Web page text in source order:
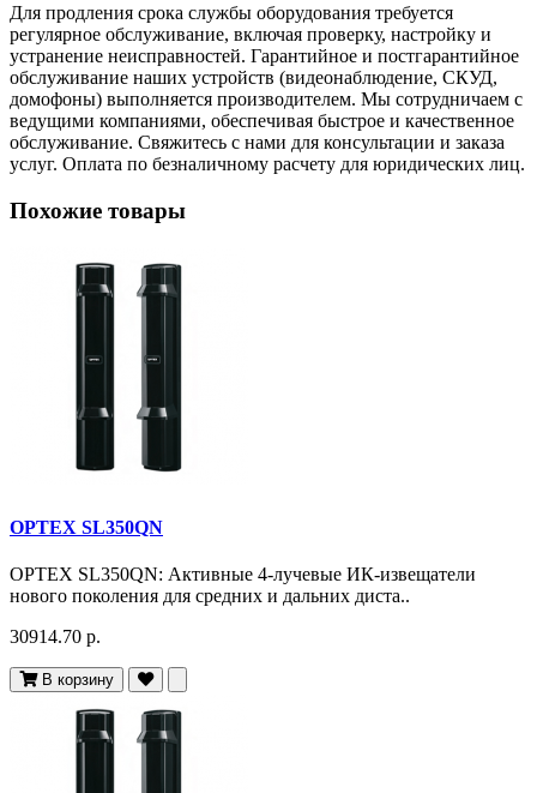
Для продления срока службы оборудования требуется
регулярное обслуживание, включая проверку, настройку и
устранение неисправностей. Гарантийное и постгарантийное
обслуживание наших устройств (видеонаблюдение, СКУД,
домофоны) выполняется производителем. Мы сотрудничаем с
ведущими компаниями, обеспечивая быстрое и качественное
обслуживание. Свяжитесь с нами для консультации и заказа
услуг. Оплата по безналичному расчету для юридических лиц.
Похожие товары
OPTEX SL350QN
OPTEX SL350QN: Активные 4-лучевые ИК-извещатели
нового поколения для средних и дальних диста..
30914.70 р.
В корзину